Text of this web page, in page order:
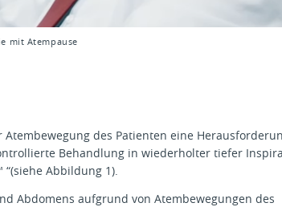
mit Atempause
des Patienten eine
Behandlung in wiederholter tiefer
Abbildung 1).
Abdomens aufgrund von Atembewegungen des